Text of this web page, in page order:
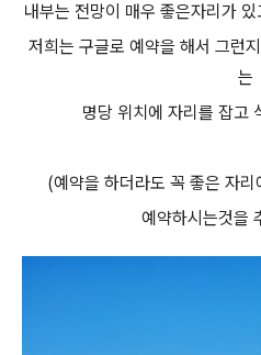
내부는 전망이 매우 좋은자리가
저희는 구글로 예약을 해서 그런
는
명당 위치에 자리를 잡고
(예약을 하더라도 꼭 좋은 자
예약하시는것을